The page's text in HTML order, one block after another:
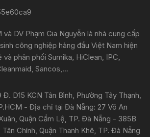
DV Phạm Gia Nguyễn là nhà cung cấp
công nghiệp hàng đầu Việt Nam hiện
và phân phối Sumika, HiClean, IPC,
Sancos,...
Đ. D15 KCN Tân Bình, Phường Tây Thạnh,
- Địa chỉ tại Đà Nẵng: 27 Võ An
Quận Cẩm Lệ, TP. Đà Nẵng - 385B
Tân Chính, Quận Thanh Khê, TP. Đà Nẵng